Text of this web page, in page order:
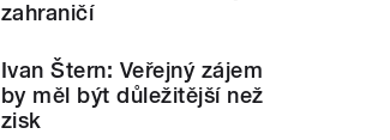
zahraničí
Ivan Štern: Veřejný zájem
by měl být důležitější než
zisk